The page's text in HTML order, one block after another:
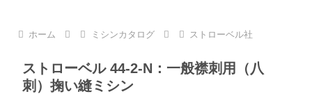
ホーム ミシンカタログ ストローベル社
ストローベル 44-2-N：一般襟刺用（八
刺）掬い縫ミシン